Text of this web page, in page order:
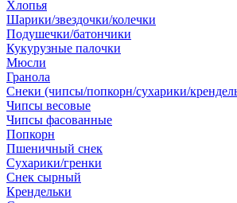
Хлопья
Шарики/звездочки/колечки
Подушечки/батончики
Кукурузные палочки
Мюсли
Гранола
Снеки (чипсы/попкорн/сухарики/
Чипсы весовые
Чипсы фасованные
Попкорн
Пшеничный снек
Сухарики/гренки
Снек сырный
Крендельки